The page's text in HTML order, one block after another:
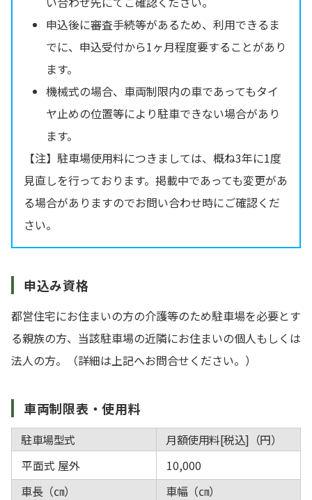
申込後に審査手続等があるため、利用できるま
でに、申込受付から1ヶ月程度要することがあり
ます。
機械式の場合、車両制限内の車であってもタイ
ヤ止めの位置等により駐車できない場合があり
ます。
【注】駐車場使用料につきましては、概ね3年に1度
見直しを行っております。掲載中であっても変更があ
る場合がありますのでお問い合わせ時にご確認くだ
さい。
申込み資格
都営住宅にお住まいの方の介護等のため駐車場を必要とす
る親族の方、当該駐車場の近隣にお住まいの個人もしくは
法人の方。（詳細は上記へお問合せください。）
車両制限表・使用料
駐車場型式
月額使用料[税込]（円）
平面式 屋外
10,000
車長（㎝）
車幅（㎝）